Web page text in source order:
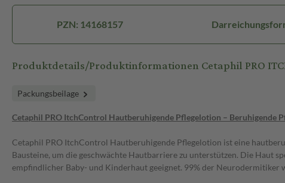
PZN: 14168157
Produktdetails/Produktinformationen Cetaphil PRO
Packungsbeilage
Cetaphil PRO ItchControl Hautberuhigende Pflegelotion – Beruhigende
Cetaphil PRO ItchControl Hautberuhigende Pflegelotion ist eine
Bausteine, um die geschwächte Hautbarriere zu unterstützen. Die Haut
empfindlicher Baby- und Kinderhaut geeignet. 99% der